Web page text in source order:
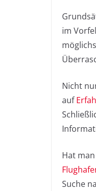
im
Nicht
auf
Hat
Suche